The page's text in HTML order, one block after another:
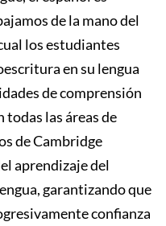
de la mano del
los estudiantes
en su lengua
de comprensión
las áreas de
de Cambridge
aprendizaje del
garantizando que
confianza